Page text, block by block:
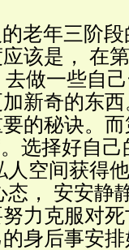
老年三阶段
该是， 在
做一些自
新奇的东
的秘诀。
选择好自
人空间获得
， 安安静
力克服对
身后事安